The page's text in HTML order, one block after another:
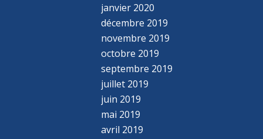
janvier 2020
décembre 2019
novembre 2019
octobre 2019
septembre 2019
juillet 2019
juin 2019
mai 2019
avril 2019